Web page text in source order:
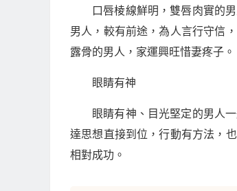
口唇棱線鮮明，雙唇肉實的
男人，較有前途，為人言行守信
露骨的男人，家運興旺惜妻疼子。
眼睛有神
眼睛有神、目光堅定的男人
達思想直接到位，行動有方法，
相對成功。